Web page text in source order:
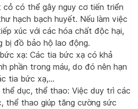
cỏ có thể gây nguy cơ tiến triển
hạch bạch huyết. Nếu làm việc
xúc với các hóa chất độc hại,
bị đồ bảo hộ lao động.
xạ: Các tia bức xạ có khả
phần trong máu, do đó nên hạn
tia bức xạ,…
dục, thể thao: Việc duy trì các
thể thao giúp tăng cường sức